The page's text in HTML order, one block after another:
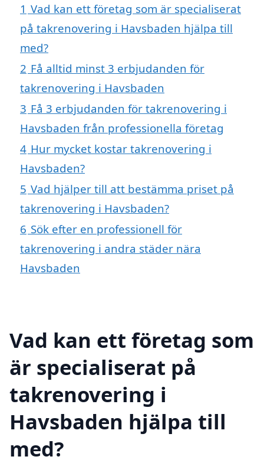
1 Vad kan ett företag som är specialiserat
på takrenovering i Havsbaden hjälpa till
med?
2 Få alltid minst 3 erbjudanden för
takrenovering i Havsbaden
3 Få 3 erbjudanden för takrenovering i
Havsbaden från professionella företag
4 Hur mycket kostar takrenovering i
Havsbaden?
5 Vad hjälper till att bestämma priset på
takrenovering i Havsbaden?
6 Sök efter en professionell för
takrenovering i andra städer nära
Havsbaden
Vad kan ett företag som
är specialiserat på
takrenovering i
Havsbaden hjälpa till
med?